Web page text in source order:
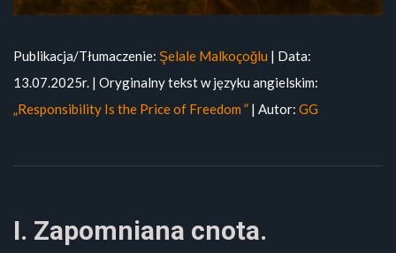
Publikacja/Tłumaczenie: Şelale Malkoçoğlu | Data:
13.07.2025r. | Oryginalny tekst w języku angielskim:
„Responsibility Is the Price of Freedom ” | Autor: GG
I. Zapomniana cnota.